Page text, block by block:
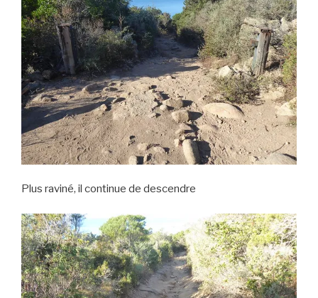
Plus raviné, il continue de descendre